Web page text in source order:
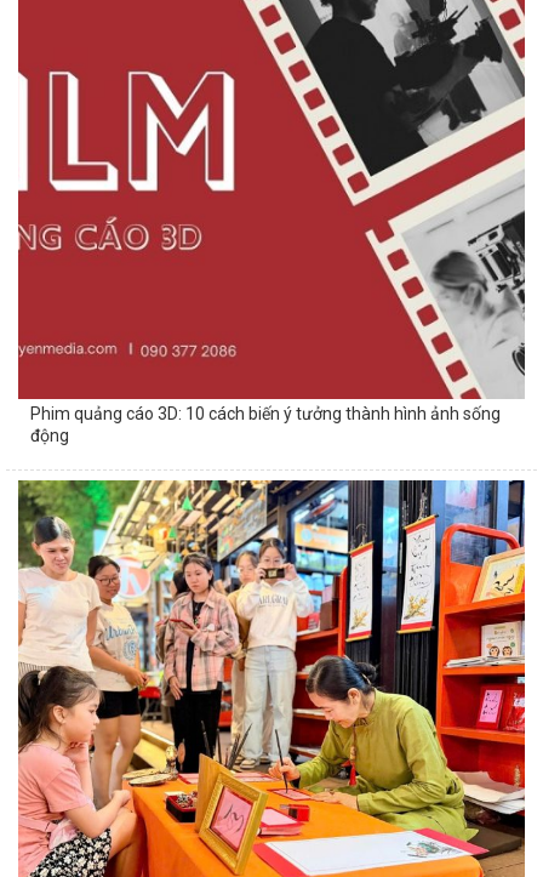
Phim quảng cáo 3D: 10 cách biến ý tưởng thành hình ảnh sống
động